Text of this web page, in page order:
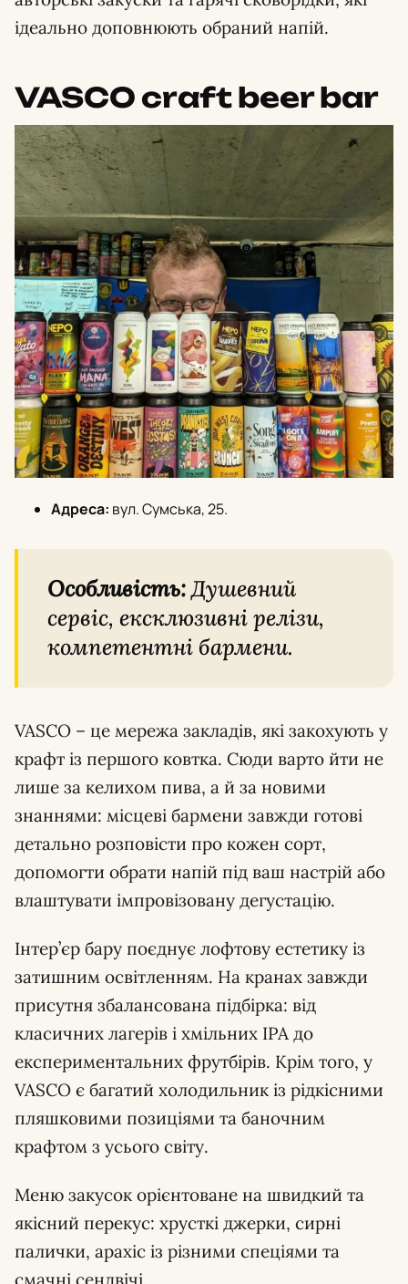
ідеально доповнюють обраний напій.
VASCO craft beer bar
Адреса: вул. Сумська, 25.
Особливість:Душевний
сервіс, ексклюзивні релізи,
компетентні бармени.
VASCO – це мережа закладів, які закохують у
крафт із першого ковтка. Сюди варто йти не
лише за келихом пива, а й за новими
знаннями: місцеві бармени завжди готові
детально розповісти про кожен сорт,
допомогти обрати напій під ваш настрій або
влаштувати імпровізовану дегустацію.
Інтер’єр бару поєднує лофтову естетику із
затишним освітленням. На кранах завжди
присутня збалансована підбірка: від
класичних лагерів і хмільних IPA до
експериментальних фрутбірів. Крім того, у
VASCO є багатий холодильник із рідкісними
пляшковими позиціями та баночним
крафтом з усього світу.
Меню закусок орієнтоване на швидкий та
якісний перекус: хрусткі джерки, сирні
палички, арахіс із різними спеціями та